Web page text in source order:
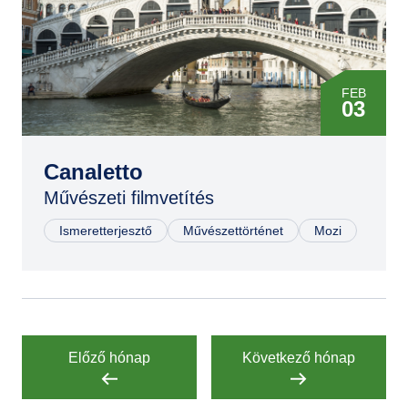
FEB
03
16
SZEP
12
Canaletto
Művészeti filmvetítés
Ismeretterjesztő Művészettörténet Mozi
Előző hónap Következő hónap